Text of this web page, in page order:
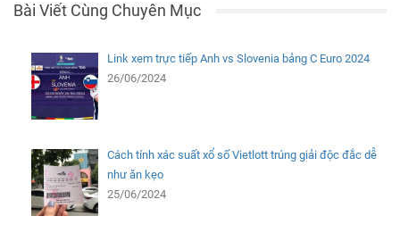
Bài Viết Cùng Chuyên Mục
Link xem trực tiếp Anh vs Slovenia bảng C Euro 2024
26/06/2024
Cách tính xác suất xổ số Vietlott trúng giải độc đắc dễ
như ăn kẹo
25/06/2024